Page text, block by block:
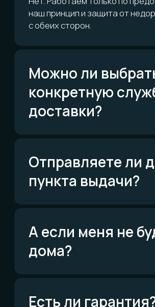
ОСТАЛИСЬ ВОПРОСЫ?
Написать в Telegram
Написать ВКонтакте
Возможно,
ответ уже есть